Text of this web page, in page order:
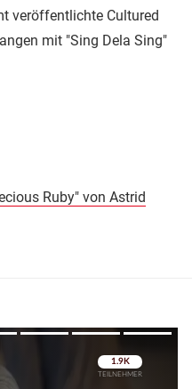
veröffentlichte Cultured
mit "Sing Dela Sing"
Ruby" von Astrid
Überspringen